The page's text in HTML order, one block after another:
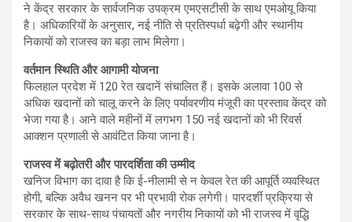
ने केंद्र सरकार के सार्वजनिक उपक्रम एमएसटीसी के साथ एमओयू किया
है। अधिकारियों के अनुसार, नई नीति से प्रतिस्पर्धा बढ़ेगी और स्थानीय
निकायों को राजस्व का बड़ा लाभ मिलेगा।
वर्तमान स्थिति और आगामी योजना
फिलहाल प्रदेश में 120 रेत खदानें संचालित हैं। इसके अलावा 100 से
अधिक खदानों को चालू करने के लिए पर्यावरणीय मंजूरी का प्रस्ताव केंद्र को
भेजा गया है। आने वाले महीनों में लगभग 150 नई खदानों को भी रिवर्स
आक्शन प्रणाली से आवंटित किया जाना है।
राजस्व में बढ़ोतरी और पारदर्शिता की उम्मीद
खनिज विभाग का दावा है कि ई-नीलामी से न केवल रेत की आपूर्ति व्यवस्थित
होगी, बल्कि अवैध खनन पर भी प्रभावी रोक लगेगी। पारदर्शी प्रक्रिया से
सरकार के साथ-साथ पंचायतों और नगरीय निकायों को भी राजस्व में वृद्धि